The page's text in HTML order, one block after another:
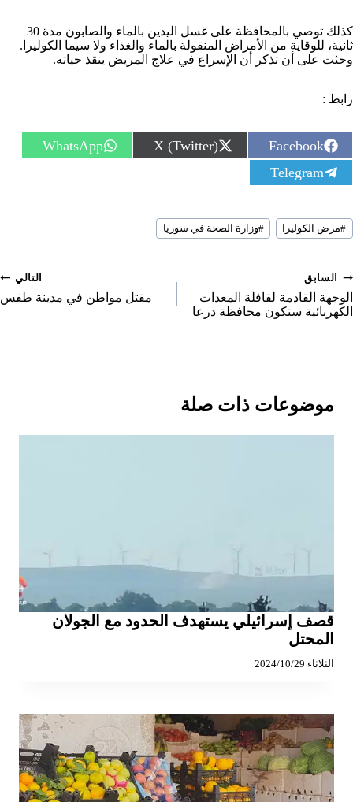
كذلك توصي بالمحافظة على غسل اليدين بالماء والصابون مدة 30
ثانية، للوقاية من الأمراض المنقولة بالماء والغذاء ولا سيما الكوليرا.
وحثت على أن تذكر أن الإسراع في علاج المريض ينقذ حياته.
رابط :
S
h
a
r
o
n
Facebook
S
h
o
n
X (Twitter)
S
h
WhatsApp
S
h
e
o
Telegram
وسوم
المقال:
#مرض الكوليرا #وزارة الصحة في سوريا
تصفّح
المقالات
السابق
الوجهة القادمة لقافلة المعدات
الكهربائية ستكون محافظة درعا
التالي
مقتل مواطن في مدينة طفس
موضوعات ذات صلة
قصف إسرائيلي يستهدف الحدود مع الجولان
المحتل
الثلاثاء 2024/10/29